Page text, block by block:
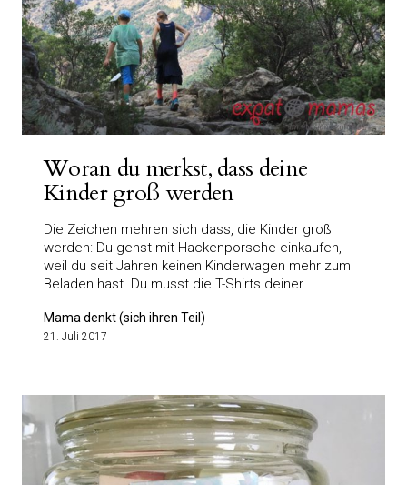
Woran du merkst, dass deine
Kinder groß werden
Die Zeichen mehren sich dass, die Kinder groß
werden: Du gehst mit Hackenporsche einkaufen,
weil du seit Jahren keinen Kinderwagen mehr zum
Beladen hast. Du musst die T-Shirts deiner…
Mama denkt (sich ihren Teil)
21. Juli 2017